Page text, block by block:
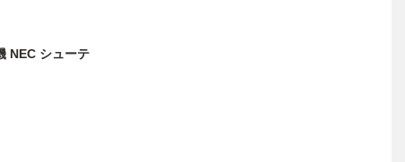
NEC シューテ